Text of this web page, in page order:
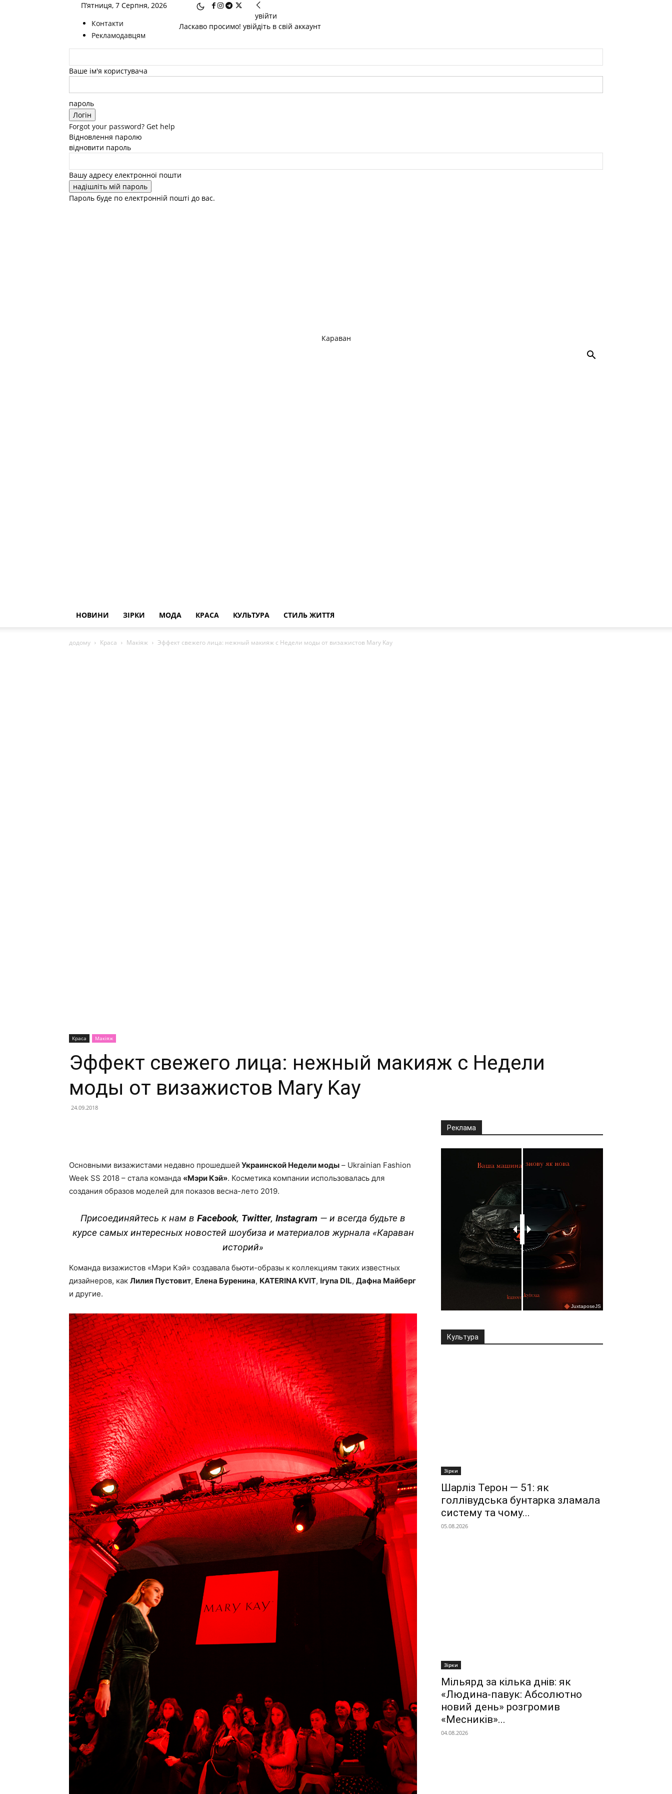
П’ятниця, 7 Серпня, 2026
Контакти
Рекламодавцям
увійти
Ласкаво просимо! увійдіть в свій аккаунт
Ваше ім'я користувача
пароль
Forgot your password? Get help
Відновлення паролю
відновити пароль
Вашу адресу електронної пошти
Пароль буде по електронній пошті до вас.
Караван
НОВИНИ ЗІРКИ МОДА КРАСА КУЛЬТУРА СТИЛЬ ЖИТТЯ
додому Краса Макіяж Эффект свежего лица: нежный макияж с Недели моды от визажистов Mary Kay
Краса Макіяж
Эффект свежего лица: нежный макияж с Недели
моды от визажистов Mary Kay
24.09.2018
Основными визажистами недавно прошедшей Украинской Недели моды – Ukrainian Fashion
Week SS 2018 – стала команда «Мэри Кэй». Косметика компании использовалась для
создания образов моделей для показов весна-лето 2019.
Присоединяйтесь к нам в Facebook, Twitter, Instagram — и всегда будьте в
курсе самых интересных новостей шоубиза и материалов журнала «Караван
историй»
Команда визажистов «Мэри Кэй» создавала бьюти-образы к коллекциям таких известных
дизайнеров, как Лилия Пустовит, Елена Буренина, KATERINA KVIT, Iryna DIL, Дафна Майберг
и другие.
Реклама
Культура
Зірки
Шарліз Терон — 51: як
голлівудська бунтарка зламала
систему та чому...
05.08.2026
Зірки
Мільярд за кілька днів: як
«Людина-павук: Абсолютно
новий день» розгромив
«Месників»...
04.08.2026